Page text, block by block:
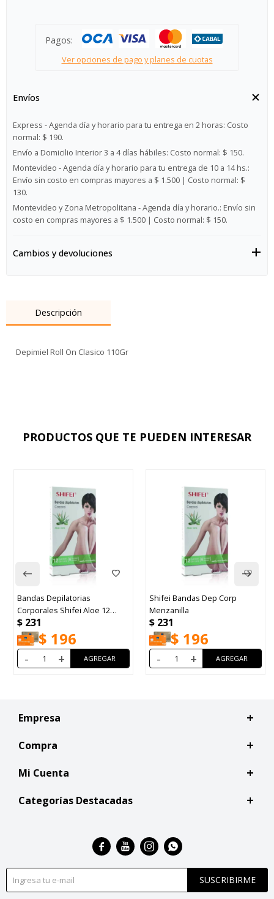
Pagos:
Ver opciones de pago y planes de cuotas
Envíos
Express - Agenda día y horario para tu entrega en 2 horas: Costo
normal: $ 190.
Envío a Domicilio Interior 3 a 4 días hábiles: Costo normal: $ 150.
Montevideo - Agenda día y horario para tu entrega de 10 a 14 hs.:
Envío sin costo en compras mayores a $ 1.500 | Costo normal: $
130.
Montevideo y Zona Metropolitana - Agenda día y horario.: Envío sin
costo en compras mayores a $ 1.500 | Costo normal: $ 150.
Cambios y devoluciones
Descripción
Depimiel Roll On Clasico 110Gr
PRODUCTOS QUE TE PUEDEN INTERESAR
Bandas Depilatorias
Corporales Shifei Aloe 12
Unidades
$ 231
$ 196
- +
Shifei Bandas Dep Corp
Menzanilla
$ 231
$ 196
- +
Empresa
Compra
Mi Cuenta
Categorías Destacadas
SUSCRIBIRME
   